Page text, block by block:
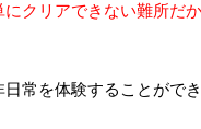
にクリアできない難所だ
常を体験することができ